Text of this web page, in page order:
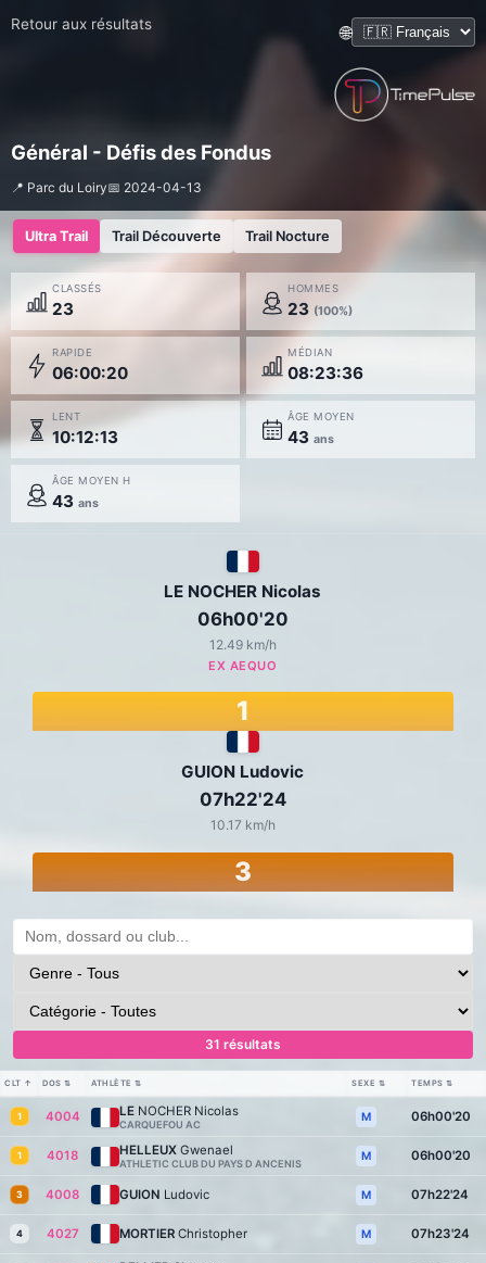
Retour aux résultats 🌐
Général - Défis des Fondus
📍 Parc du Loiry📅 2024-04-13
Ultra Trail Trail Découverte Trail Nocture
CLASSÉS
23
HOMMES
23 (100%)
RAPIDE
06:00:20
MÉDIAN
08:23:36
LENT
10:12:13
ÂGE MOYEN
43 ans
ÂGE MOYEN H
43 ans
LE NOCHER Nicolas
06h00'20
12.49 km/h
EX AEQUO
1
GUION Ludovic
07h22'24
10.17 km/h
3
31 résultats
CLT ↑ DOS ⇅ ATHLÈTE ⇅ SEXE ⇅ TEMPS ⇅
1 4004 LE NOCHER Nicolas
CARQUEFOU AC
M 06h00'20
1 4018 HELLEUX Gwenael
ATHLETIC CLUB DU PAYS D ANCENIS
M 06h00'20
3 4008 GUION Ludovic M 07h22'24
4 4027 MORTIER Christopher M 07h23'24